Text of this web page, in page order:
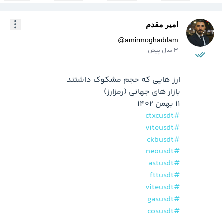
امیر مقدم
@amirmoghaddam
3 سال پیش
۱۱ بهمن ۱۴۰۲
#ctxcusdt
#viteusdt
#ckbusdt
#neousdt
#astusdt
#fttusdt
#viteusdt
#gasusdt
#cosusdt